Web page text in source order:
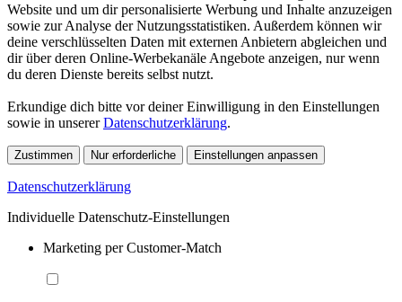
Website und um dir personalisierte Werbung und Inhalte anzuzeigen
sowie zur Analyse der Nutzungsstatistiken. Außerdem können wir
deine verschlüsselten Daten mit externen Anbietern abgleichen und
dir über deren Online-Werbekanäle Angebote anzeigen, nur wenn
du deren Dienste bereits selbst nutzt.
Erkundige dich bitte vor deiner Einwilligung in den Einstellungen
sowie in unsererDatenschutzerklärung.
Zustimmen Nur erforderliche Einstellungen anpassen
Datenschutzerklärung
Individuelle Datenschutz-Einstellungen
Marketing per Customer-Match